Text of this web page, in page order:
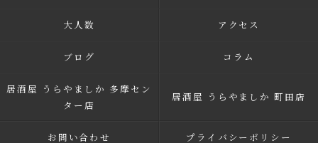
大人数 アクセス
ブログ コラム
居酒屋 うらやましか 多摩セン
ター店
居酒屋 うらやましか 町田店
お問い合わせ プライバシーポリシー